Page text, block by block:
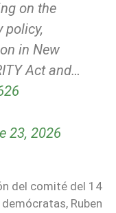
on the
policy,
in New
Act and…
23, 2026
del comité del 14
Ruben